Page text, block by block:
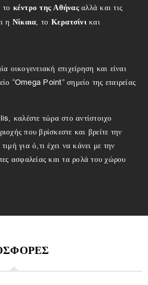
το κέντρο της Αθήναςαλλά και τις
η Νίκαια, το Κερατσίνικαι
επιχείρηση και είναι
“Omega Point” σημείο της εταιρείας
καλέστε τώρα στο αντίστοιχο
που βρίσκεστε και βρείτε την
για ό,τι έχει να κάνει με την
ασφαλείας και τα ρολά του χώρου